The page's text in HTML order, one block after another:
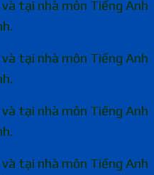
tại nhà môn Tiếng Anh
tại nhà môn Tiếng Anh
tại nhà môn Tiếng Anh
tại nhà môn Tiếng Anh